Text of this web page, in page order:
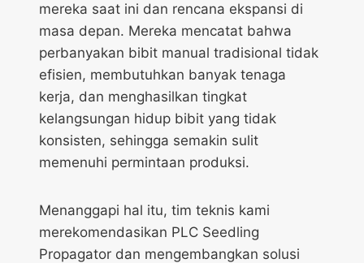
mereka saat ini dan rencana ekspansi di
masa depan. Mereka mencatat bahwa
perbanyakan bibit manual tradisional tidak
efisien, membutuhkan banyak tenaga
kerja, dan menghasilkan tingkat
kelangsungan hidup bibit yang tidak
konsisten, sehingga semakin sulit
memenuhi permintaan produksi.
Menanggapi hal itu, tim teknis kami
merekomendasikan PLC Seedling
Propagator dan mengembangkan solusi